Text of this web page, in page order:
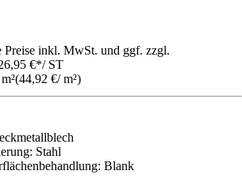
inkl. MwSt. und ggf. zzgl.
€*/ ST
(44,92 €/ m²)
: Stahl
: Blank